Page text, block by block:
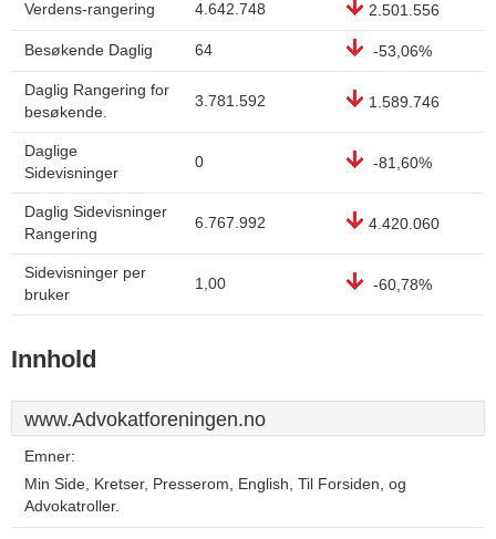
Verdens-rangering 4.642.748 2.501.556
Besøkende Daglig 64 -53,06%
Daglig Rangering for
besøkende.
3.781.592 1.589.746
Daglige
Sidevisninger
0 -81,60%
Daglig Sidevisninger
Rangering
6.767.992 4.420.060
Sidevisninger per
bruker
1,00 -60,78%
Innhold
www.Advokatforeningen.no
Emner:
Min Side, Kretser, Presserom, English, Til Forsiden, og
Advokatroller.